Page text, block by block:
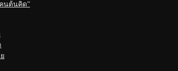
นต้นคิด”